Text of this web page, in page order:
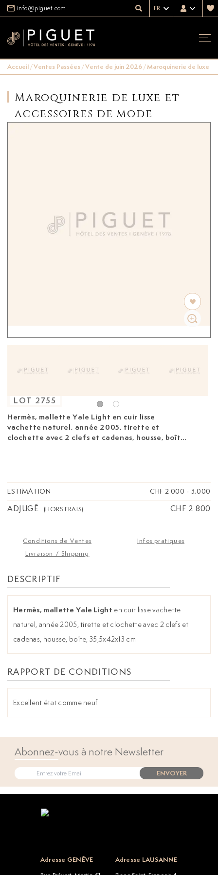
info@piguet.com FR
Accueil/Ventes Passées/Vente de juin 2026/Maroquinerie de luxe
Maroquinerie de luxe et
accessoires de mode
Hermès, mallette Yale Light en cuir lisse
vachette naturel, année 2005, tirette et
clochette avec 2 clefs et cadenas, housse, boîte,
LOT 2755
ESTIMATION CHF 2 000 - 3,000
ADJUGÉ (HORS FRAIS) CHF 2 800
Conditions de Ventes
Infos pratiques
Livraison / Shipping
DESCRIPTIF
Hermès, mallette Yale Light en cuir lisse vachette
naturel, année 2005, tirette et clochette avec 2 clefs et
cadenas, housse, boîte, 35,5x42x13 cm
RAPPORT DE CONDITIONS
Excellent état comme neuf
Abonnez-vous à notre Newsletter
ENVOYER
Adresse GENÈVE
Adresse LAUSANNE